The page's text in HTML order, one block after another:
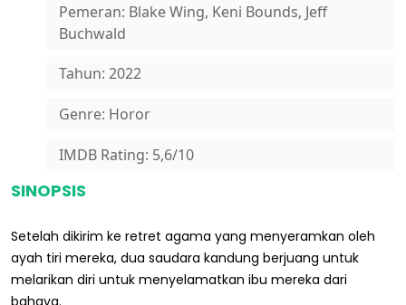
Pemeran: Blake Wing, Keni Bounds, Jeff
Buchwald
Tahun: 2022
Genre: Horor
IMDB Rating: 5,6/10
SINOPSIS
Setelah dikirim ke retret agama yang menyeramkan oleh
ayah tiri mereka, dua saudara kandung berjuang untuk
melarikan diri untuk menyelamatkan ibu mereka dari